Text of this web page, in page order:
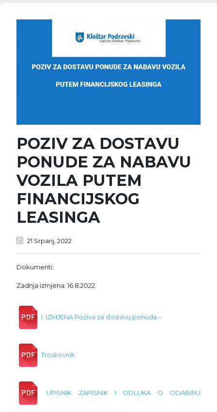
POZIV ZA DOSTAVU
PONUDE ZA NABAVU
VOZILA PUTEM
FINANCIJSKOG
LEASINGA
21 Srpanj, 2022
Dokumenti:
Zadnja izmjena: 16.8.2022.
I. IZMJENA Poziva za dostavu ponuda –
Troskovnik
UPISNIK ZAPISNIK I ODLUKA O ODABIRU